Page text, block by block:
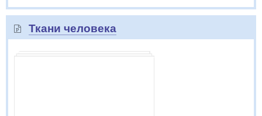
Ткани человека